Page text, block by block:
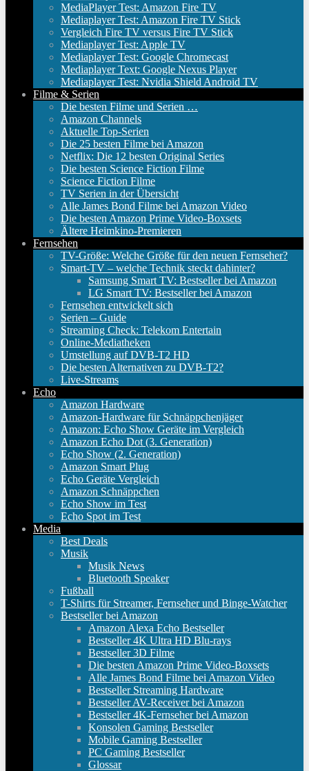
MediaPlayer Test: Amazon Fire TV
Mediaplayer Test: Amazon Fire TV Stick
Vergleich Fire TV versus Fire TV Stick
Mediaplayer Test: Apple TV
Mediaplayer Test: Google Chromecast
Mediaplayer Text: Google Nexus Player
Mediaplayer Test: Nvidia Shield Android TV
Filme & Serien
Die besten Filme und Serien …
Amazon Channels
Aktuelle Top-Serien
Die 25 besten Filme bei Amazon
Netflix: Die 12 besten Original Series
Die besten Science Fiction Filme
Science Fiction Filme
TV Serien in der Übersicht
Alle James Bond Filme bei Amazon Video
Die besten Amazon Prime Video-Boxsets
Ältere Heimkino-Premieren
Fernsehen
TV-Größe: Welche Größe für den neuen Fernseher?
Smart-TV – welche Technik steckt dahinter?
Samsung Smart TV: Bestseller bei Amazon
LG Smart TV: Bestseller bei Amazon
Fernsehen entwickelt sich
Serien – Guide
Streaming Check: Telekom Entertain
Online-Mediatheken
Umstellung auf DVB-T2 HD
Die besten Alternativen zu DVB-T2?
Live-Streams
Echo
Amazon Hardware
Amazon-Hardware für Schnäppchenjäger
Amazon: Echo Show Geräte im Vergleich
Amazon Echo Dot (3. Generation)
Echo Show (2. Generation)
Amazon Smart Plug
Echo Geräte Vergleich
Amazon Schnäppchen
Echo Show im Test
Echo Spot im Test
Media
Best Deals
Musik
Musik News
Bluetooth Speaker
Fußball
T-Shirts für Streamer, Fernseher und Binge-Watcher
Bestseller bei Amazon
Amazon Alexa Echo Bestseller
Bestseller 4K Ultra HD Blu-rays
Bestseller 3D Filme
Die besten Amazon Prime Video-Boxsets
Alle James Bond Filme bei Amazon Video
Bestseller Streaming Hardware
Bestseller AV-Receiver bei Amazon
Bestseller 4K-Fernseher bei Amazon
Konsolen Gaming Bestseller
Mobile Gaming Bestseller
PC Gaming Bestseller
Glossar